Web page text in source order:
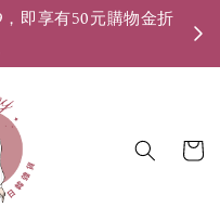
即享有50元購物金折